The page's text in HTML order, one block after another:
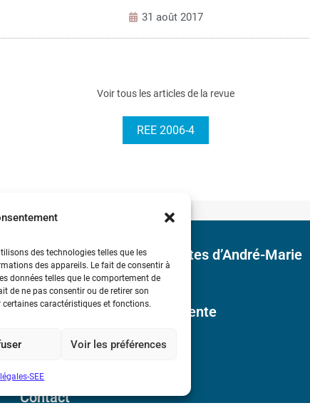
des technologies telles que les
des appareils. Le fait de consentir à
données telles que le comportement de
de ne pas consentir ou de retirer son
caractéristiques et fonctions.
Voir les préférences
SEE
31 août 2017
Voir tous les articles de la revue
REE 2006-4
Bicentenaire des découvertes d’André-Marie
Ampère
Conditions Générales de Vente
Mentions légales
Contact